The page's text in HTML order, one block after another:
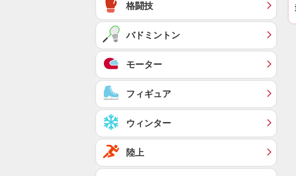
格闘技
バドミントン
モーター
フィギュア
ウィンター
陸上